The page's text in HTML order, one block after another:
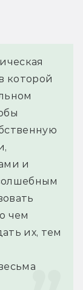
которой
и
чем
их, тем